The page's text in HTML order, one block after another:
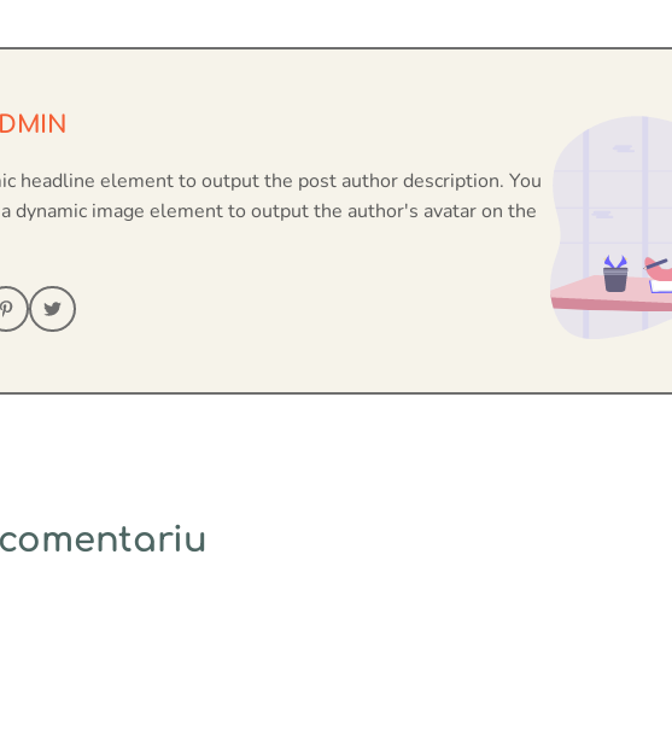
headline element to output the post author description. You
dynamic image element to output the author's avatar on the